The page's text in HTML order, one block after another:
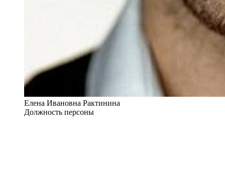
Елена Ивановна Рактинина
Должность персоны